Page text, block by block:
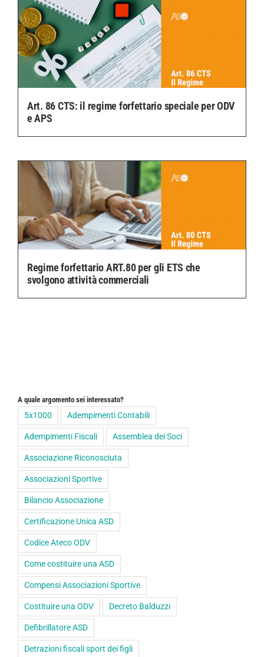
Art. 86 CTS: il regime forfettario speciale per ODV
e APS
Regime forfettario ART.80 per gli ETS che
svolgono attività commerciali
A quale argomento sei interessato?
5x1000 Adempimenti Contabili
Adempimenti Fiscali Assemblea dei Soci
Associazione Riconosciuta
Associazioni Sportive
Bilancio Associazione
Certificazione Unica ASD
Codice Ateco ODV
Come costituire una ASD
Compensi Associazioni Sportive
Costituire una ODV Decreto Balduzzi
Defibrillatore ASD
Detrazioni fiscali sport dei figli